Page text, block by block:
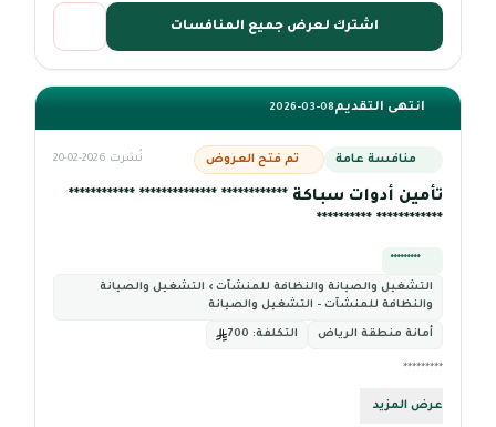
اشترك لعرض جميع المنافسات
انتهى التقديم2026-03-08
منافسة عامة تم فتح العروض نُشرت 2026-02-20
تأمين أدوات سباكة ************ ************** ************
************ **********
*********
التشغيل والصيانة والنظافة للمنشآت › التشغيل والصيانة
والنظافة للمنشآت - التشغيل والصيانة
أمانة منطقة الرياض التكلفة:
*********
عرض المزيد